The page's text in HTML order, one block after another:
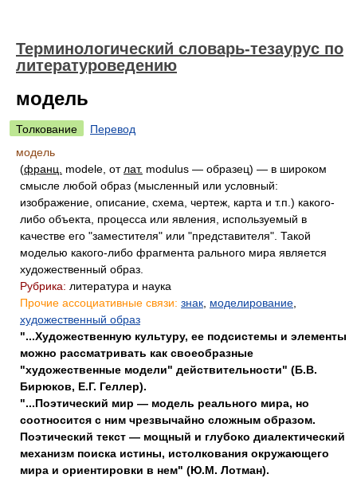
Терминологический словарь-тезаурус по
литературоведению
модель
Толкование
Перевод
модель
(франц. modele, от лат. modulus — образец) — в широком
смысле любой образ (мысленный или условный:
изображение, описание, схема, чертеж, карта и т.п.) какого-
либо объекта, процесса или явления, используемый в
качестве его "заместителя" или "представителя". Такой
моделью какого-либо фрагмента рального мира является
художественный образ.
Рубрика: литература и наука
Прочие ассоциативные связи: знак моделирование
художественный образ
"...Художественную культуру, ее подсистемы и элементы
можно рассматривать как своеобразные
"художественные модели" действительности" (Б.В.
Бирюков, Е.Г. Геллер).
"...Поэтический мир — модель реального мира, но
соотносится с ним чрезвычайно сложным образом.
Поэтический текст — мощный и глубоко диалектический
механизм поиска истины, истолкования окружающего
мира и ориентировки в нем" (Ю.М. Лотман).